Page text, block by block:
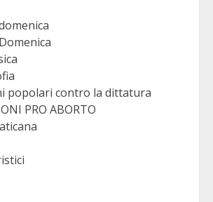
popolari contro la dittatura
PRO ABORTO